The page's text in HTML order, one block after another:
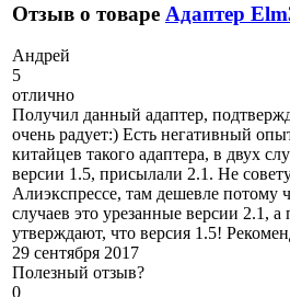
Отзыв о товаре Адаптер
Андрей
5
отлично
Получил данный адаптер,
очень радует:) Есть негативный
китайцев такого адаптера, в двух
версии 1.5, присылали 2.1. Не
Алиэкспрессе, там дешевле потому
случаев это урезанные версии 2.1, а
утверждают, что версия 1.5!
29 сентября 2017
Полезный отзыв?
0